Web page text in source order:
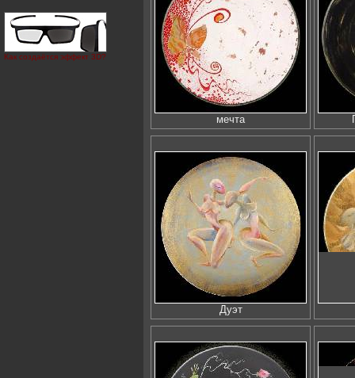
Как создаётся эффект 3D?
мечта
Дуэт